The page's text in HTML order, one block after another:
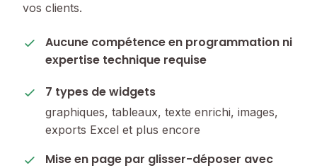
vos clients.
Aucune compétence en programmation ni
expertise technique requise
7 types de widgets
graphiques, tableaux, texte enrichi, images,
exports Excel et plus encore
Mise en page par glisser-déposer avec